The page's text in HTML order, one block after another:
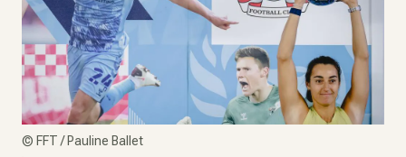
© FFT / Pauline Ballet